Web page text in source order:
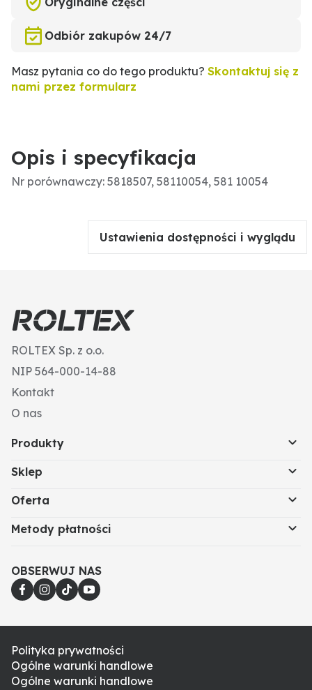
Odbiór zakupów 24/7
Masz pytania co do tego produktu? Skontaktuj się z
nami przez formularz
Opis i specyfikacja
Nr porównawczy: 5818507, 58110054, 581 10054
Ustawienia dostępności i wyglądu
ROLTEX Sp. z o.o.
NIP 564-000-14-88
Kontakt
O nas
Produkty
Sklep
Oferta
Metody płatności
OBSERWUJ NAS
Polityka prywatności
Ogólne warunki handlowe
Ogólne warunki handlowe